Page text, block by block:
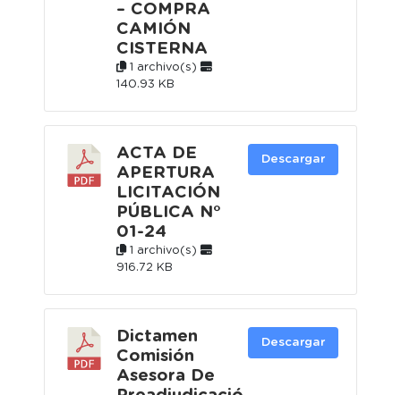
– COMPRA
CAMIÓN
CISTERNA
1 archivo(s)
140.93 KB
ACTA DE
APERTURA
LICITACIÓN
PÚBLICA N°
01-24
1 archivo(s)
916.72 KB
Descargar
Dictamen
Comisión
Asesora De
Descargar